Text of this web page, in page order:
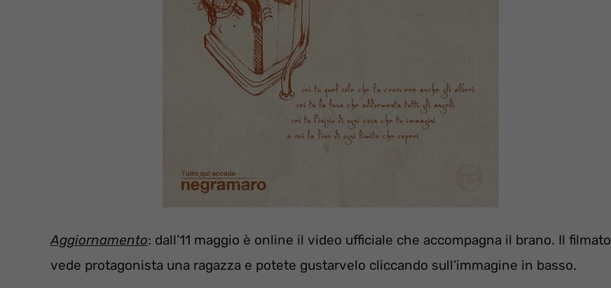
Aggiornamento: dall’11 maggio è online il video ufficiale che accompagna il brano. Il filmato
vede protagonista una ragazza e potete gustarvelo cliccando sull’immagine in basso.